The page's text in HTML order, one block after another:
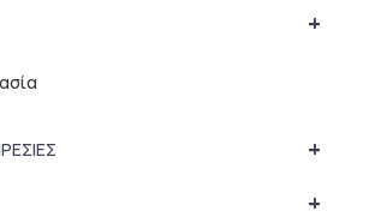
+
+
+